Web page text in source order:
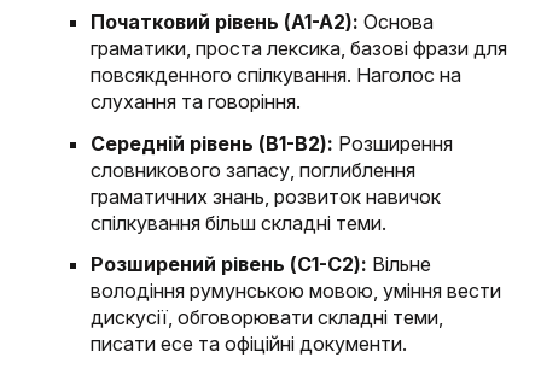
Початковий рівень (A1-A2): Основа
граматики, проста лексика, базові фрази для
повсякденного спілкування. Наголос на
слухання та говоріння.
Середній рівень (B1-B2): Розширення
словникового запасу, поглиблення
граматичних знань, розвиток навичок
спілкування більш складні теми.
Розширений рівень (C1-C2): Вільне
володіння румунською мовою, уміння вести
дискусії, обговорювати складні теми,
писати есе та офіційні документи.